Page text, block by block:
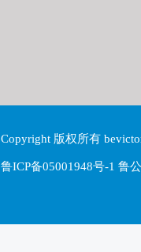
Copyright 版权所有
鲁ICP备05001948号-1 鲁